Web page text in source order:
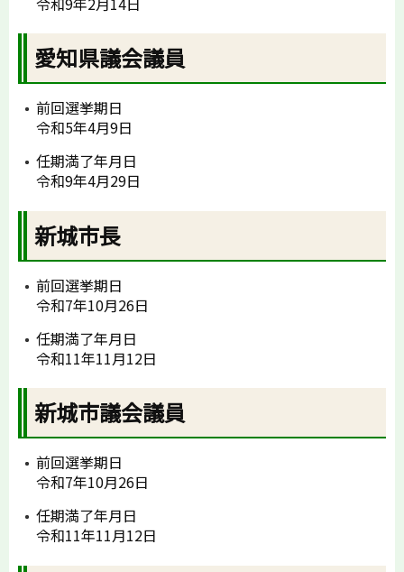
愛知県議会議員
前回選挙期日
令和5年4月9日
任期満了年月日
令和9年4月29日
新城市長
前回選挙期日
令和7年10月26日
任期満了年月日
令和11年11月12日
新城市議会議員
前回選挙期日
令和7年10月26日
任期満了年月日
令和11年11月12日